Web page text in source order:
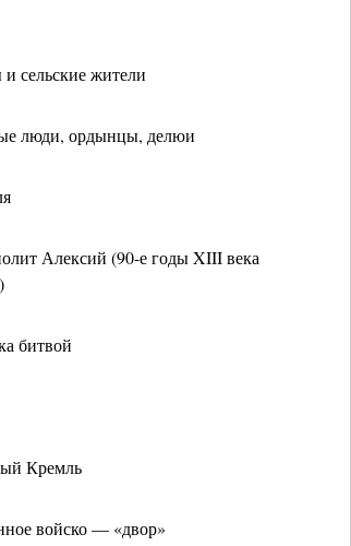
сельские жители
люди, ордынцы, делюи
Алексий (90-е годы XIII века
битвой
Кремль
войско — «двор»